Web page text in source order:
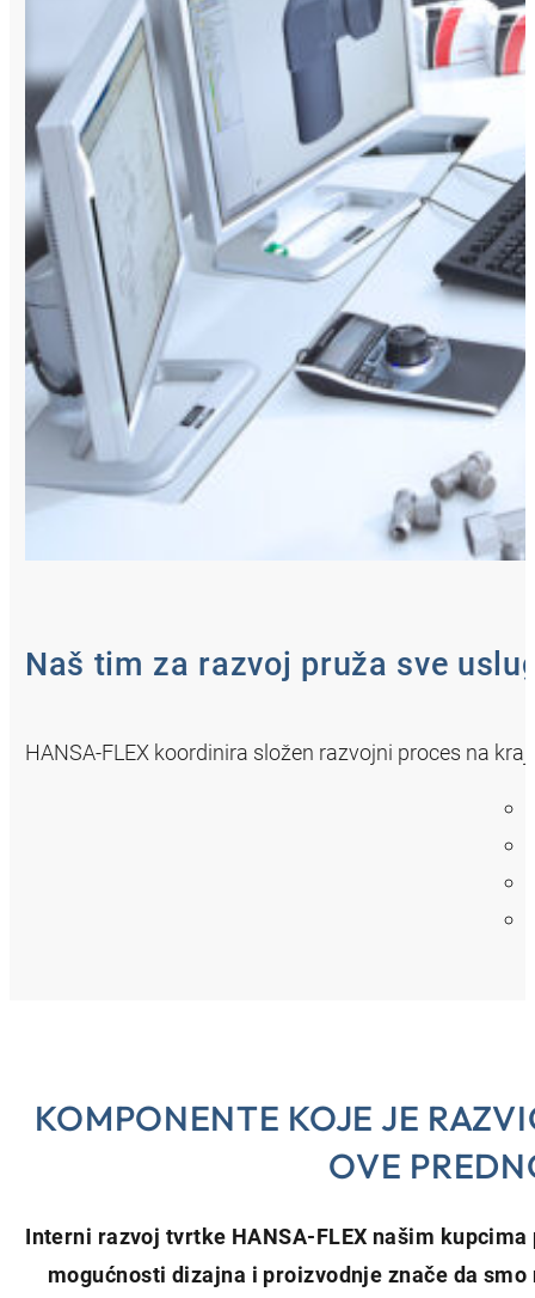
Naš tim za razvoj pruža sve
HANSA‑FLEX koordinira složen razvojni proces na
KOMPONENTE KOJE JE
OVE
Interni razvoj tvrtke HANSA‑FLEX našim
mogućnosti dizajna i proizvodnje znače da